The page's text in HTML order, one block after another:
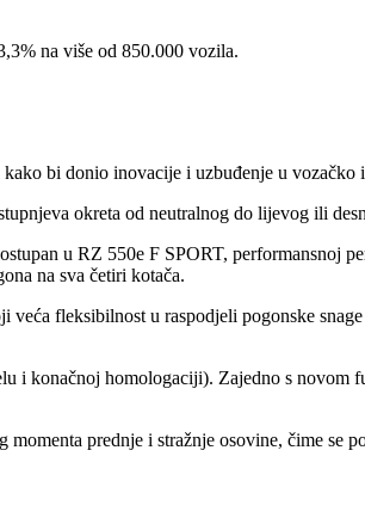
na više od 850.000 vozila.
bi donio inovacije i uzbuđenje u vozačko
okreta od neutralnog do lijevog ili
u RZ 550e F SPORT, performansnoj
na sva četiri kotača.
fleksibilnost u raspodjeli pogonske
i konačnoj homologaciji). Zajedno s novom
prednje i stražnje osovine, čime se